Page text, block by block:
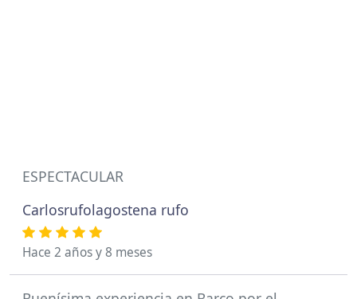
ESPECTACULAR
Carlosrufolagostena rufo
Hace 2 años y 8 meses